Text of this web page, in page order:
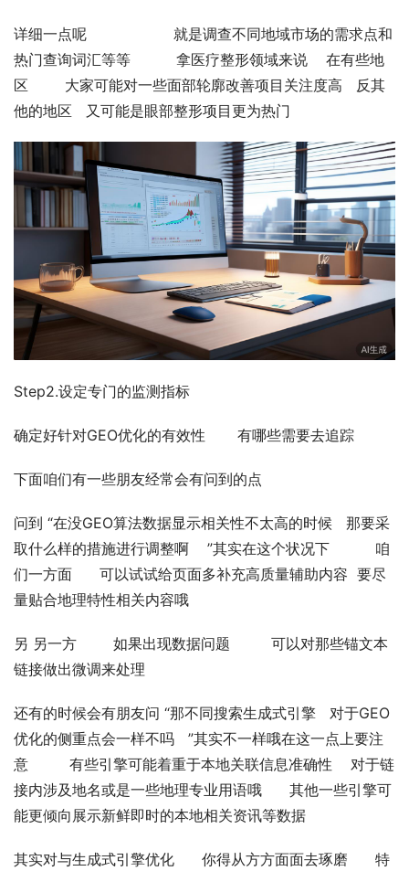
详细一点呢                   就是调查不同地域市场的需求点和
热门查询词汇等等          拿医疗整形领域来说    在有些地
区        大家可能对一些面部轮廓改善项目关注度高   反其
他的地区   又可能是眼部整形项目更为热门
Step2.设定专门的监测指标
确定好针对GEO优化的有效性       有哪些需要去追踪
下面咱们有一些朋友经常会有问到的点
问到 “在没GEO算法数据显示相关性不太高的时候   那要采
取什么样的措施进行调整啊    ”其实在这个状况下          咱
们一方面      可以试试给页面多补充高质量辅助内容  要尽
量贴合地理特性相关内容哦
另 另一方        如果出现数据问题         可以对那些锚文本
链接做出微调来处理
还有的时候会有朋友问 “那不同搜索生成式引擎   对于GEO
优化的侧重点会一样不吗   ”其实不一样哦在这一点上要注
意         有些引擎可能着重于本地关联信息准确性    对于链
接内涉及地名或是一些地理专业用语哦      其他一些引擎可
能更倾向展示新鲜即时的本地相关资讯等数据
其实对与生成式引擎优化      你得从方方面面去琢磨      特